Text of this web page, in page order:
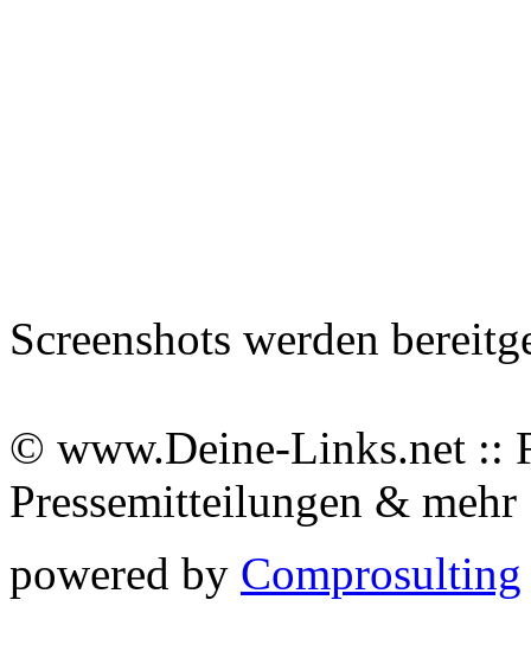
Screenshots werden
© www.Deine-Links.net ::
Pressemitteilungen &
powered by Comprosulting